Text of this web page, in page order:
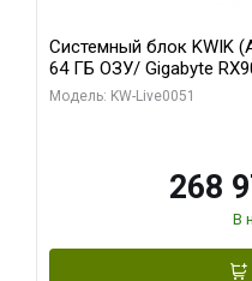
Системный блок KWIK
64 ГБ ОЗУ/ Gigabyte
256bit 2xDP 2xH/ 960 ГБ
Модель: KW-Live0051
268
В